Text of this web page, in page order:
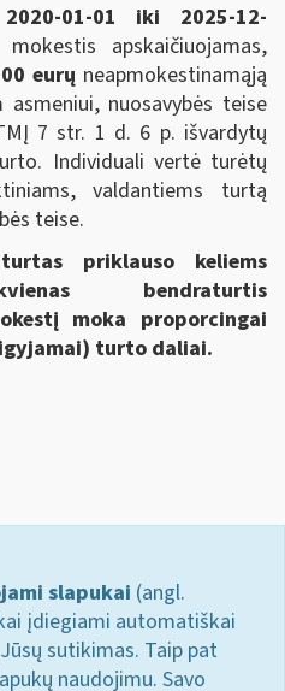
01-01 iki 2025-12-
apskaičiuojamas,
eurų neapmokestinamąją
nuosavybės teise
7 str. 1 d. 6 p. išvardytų
Individuali vertė turėtų
valdantiems turtą
teise.
priklauso keliems
bendraturtis
moka proporcingai
turto daliai.
slapukai (angl.
įdiegiami automatiškai
sutikimas. Taip pat
naudojimu. Savo